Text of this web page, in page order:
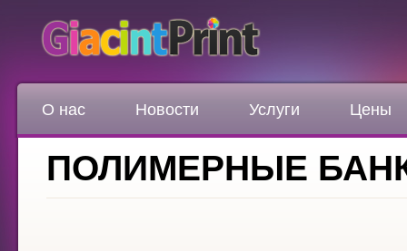
О нас Новости Услуги Цены
ПОЛИМЕРНЫЕ